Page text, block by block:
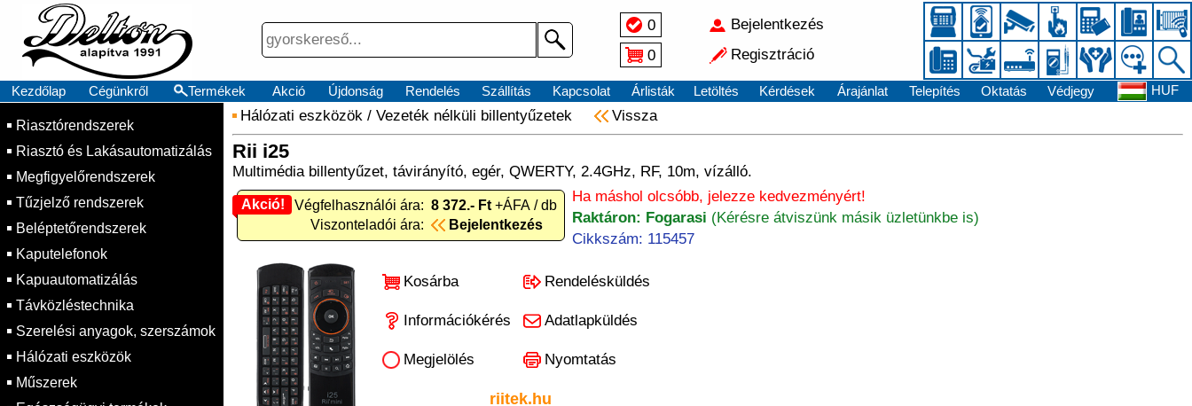
0
0
Bejelentkezés
Regisztráció
Kezdőlap Cégünkről Termékek Akció Újdonság Rendelés Szállítás Kapcsolat Árlisták Letöltés Kérdések Árajánlat Telepítés Oktatás Védjegy HUF
Riasztórendszerek
Riasztó és Lakásautomatizálás
Megfigyelőrendszerek
Tűzjelző rendszerek
Beléptetőrendszerek
Kaputelefonok
Kapuautomatizálás
Távközléstechnika
Szerelési anyagok, szerszámok
Hálózati eszközök
Műszerek
Hálózati eszközök / Vezeték nélküli billentyűzetek Vissza
Rii i25
Multimédia billentyűzet, távirányító, egér, QWERTY, 2.4GHz, RF, 10m, vízálló.
Akció!
Akció! Végfelhasználói ára: 8 372.- Ft +ÁFA / db
Viszonteladói ára:
Bejelentkezés
Ha máshol olcsóbb, jelezze kedvezményért!
Raktáron: Fogarasi (Kérésre átviszünk másik üzletünkbe is)
Cikkszám: 115457
Kosárba Rendelésküldés
Információkérés Adatlapküldés
Megjelölés Nyomtatás
riitek.hu